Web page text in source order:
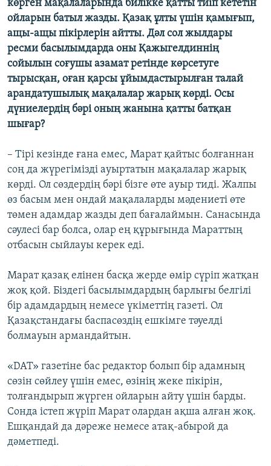
көрген мақалаларында билікке қатты тиіп кететін
ойларын батыл жазды. Қазақ ұлты үшін қамығып,
ащы-ащы пікірлерін айтты. Дәл сол жылдары
ресми басылымдарда оны Қажыгелдиннің
сойылын соғушы азамат ретінде көрсетуге
тырысқан, оған қарсы ұйымдастырылған талай
арандатушылық мақалалар жарық көрді. Осы
дүниелердің бәрі оның жанына қатты батқан
шығар?
– Тірі кезінде ғана емес, Марат қайтыс болғаннан
соң да жүрегімізді ауыртатын мақалалар жарық
көрді. Ол сөздердің бәрі бізге өте ауыр тиді. Жалпы
өз басым мен ондай мақалаларды мәдениеті өте
төмен адамдар жазды деп бағалаймын. Санасында
сәулесі бар болса, олар ең құрығында Мараттың
отбасын сыйлауы керек еді.
Марат қазақ елінен басқа жерде өмір сүріп жатқан
жоқ қой. Біздегі басылымдардың барлығы белгілі
бір адамдардың немесе үкіметтің газеті. Ол
Қазақстандағы баспасөздің ешкімге тәуелді
болмауын армандайтын.
«DAT» газетіне бас редактор болып бір адамның
сөзін сөйлеу үшін емес, өзінің жеке пікірін,
толғандырып жүрген ойларын айту үшін барды.
Сонда істеп жүріп Марат олардан ақша алған жоқ.
Ешқандай да дәреже немесе атақ-абырой да
дәметпеді.